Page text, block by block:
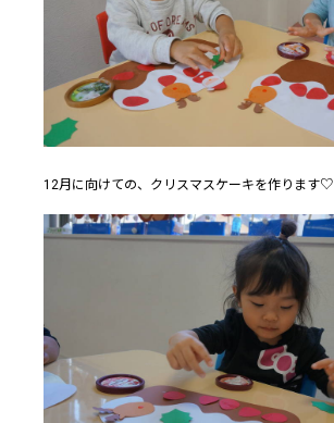
12月に向けての、クリスマスケーキを作ります♡